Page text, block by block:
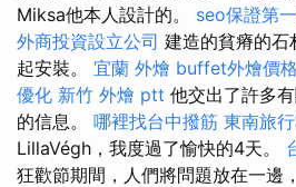
Miksa他本人設計的。 seo保證第
外商投資設立公司 建造的貧瘠的石
起安裝。 宜蘭 外燴 buffet外燴價格
優化 新竹 外燴 ptt 他交出了許多
的信息。 哪裡找台中撥筋 東南旅
LillaVégh，我度過了愉快的4天。
狂歡節期間，人們將問題放在一邊